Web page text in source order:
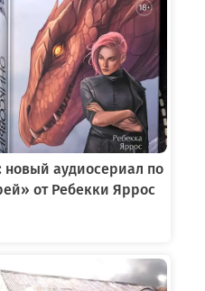
аудиосериал по
от Ребекки Яррос